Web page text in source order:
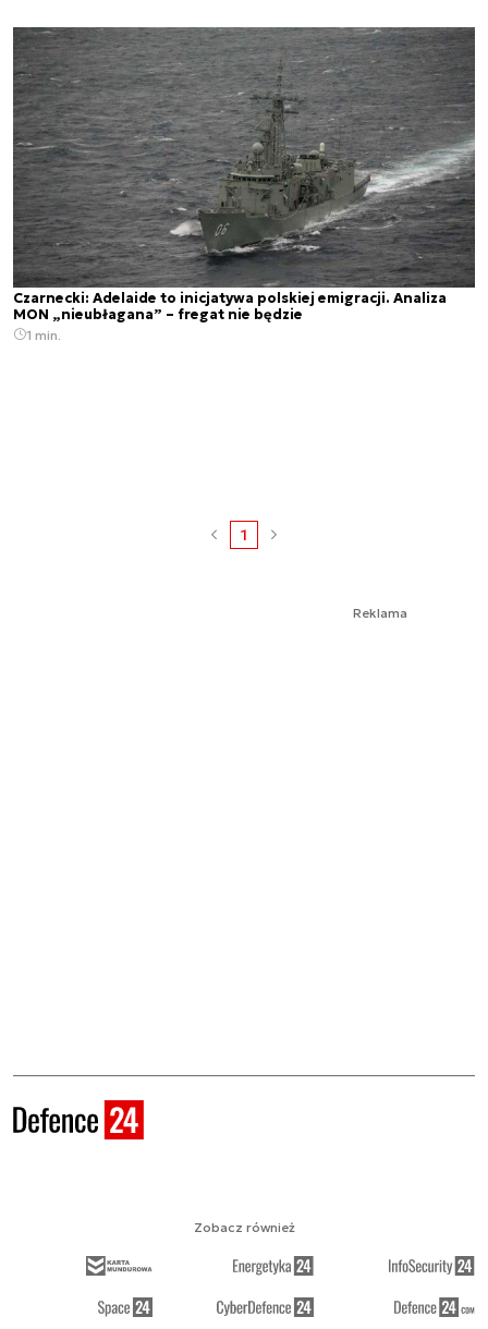
Czarnecki: Adelaide to inicjatywa polskiej emigracji. Analiza
MON „nieubłagana” – fregat nie będzie
1 min.
1
Reklama
Zobacz również